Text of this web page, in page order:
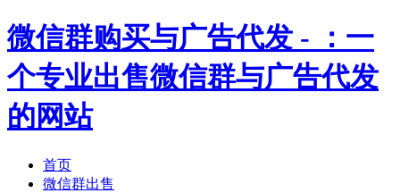
微信群购买与广告代发 - ：一
个专业出售微信群与广告代发
的网站
首页
微信群出售